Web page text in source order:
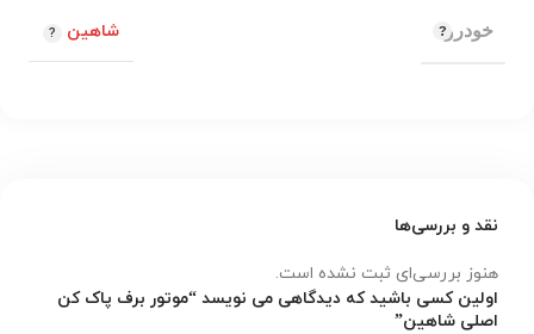
خودرو شاهین
نقد و بررسی‌ها
هنوز بررسی‌ای ثبت نشده است.
اولین کسی باشید که دیدگاهی می نویسد “موتور برف پاک کن
اصلی شاهین”